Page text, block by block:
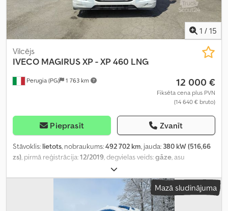
1 / 15
Perugia (PG) 1 763 km
Vilcējs
IVECO MAGIRUSXP - XP 460 LNG
12 000 €
Fiksēta cena plus PVN
(14 640 € bruto)
Pieprasīt Zvanīt
Stāvoklis: lietots, nobraukums:492 702 km, jauda: 380 kW (516,66
zs) , pirmā reģistrācija:12/2019 , degvielas veids:gāze , asu
, pārnesuma veids:
emisijas klase:Euro 6, piekares sistēma:gaiss, sēdvietu skaits:2,
gaisa kondicionēšana, kruīza kontrole, stūres
Mazā sludinājuma